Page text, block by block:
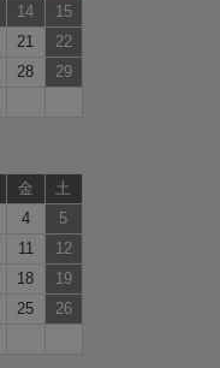
14
15
21
22
28
29
金
土
4
5
11
12
18
19
25
26